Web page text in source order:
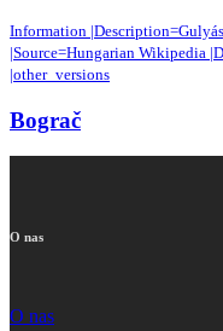
Information
|Source=Hungarian Wikipedia
|other_versions
Bograč
O nas
O nas